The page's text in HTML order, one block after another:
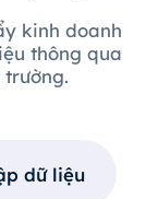
kinh doanh
thông qua
dữ liệu